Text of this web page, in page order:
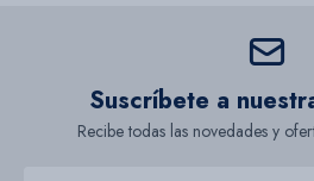
Suscríbete a
Recibe todas las novedades y